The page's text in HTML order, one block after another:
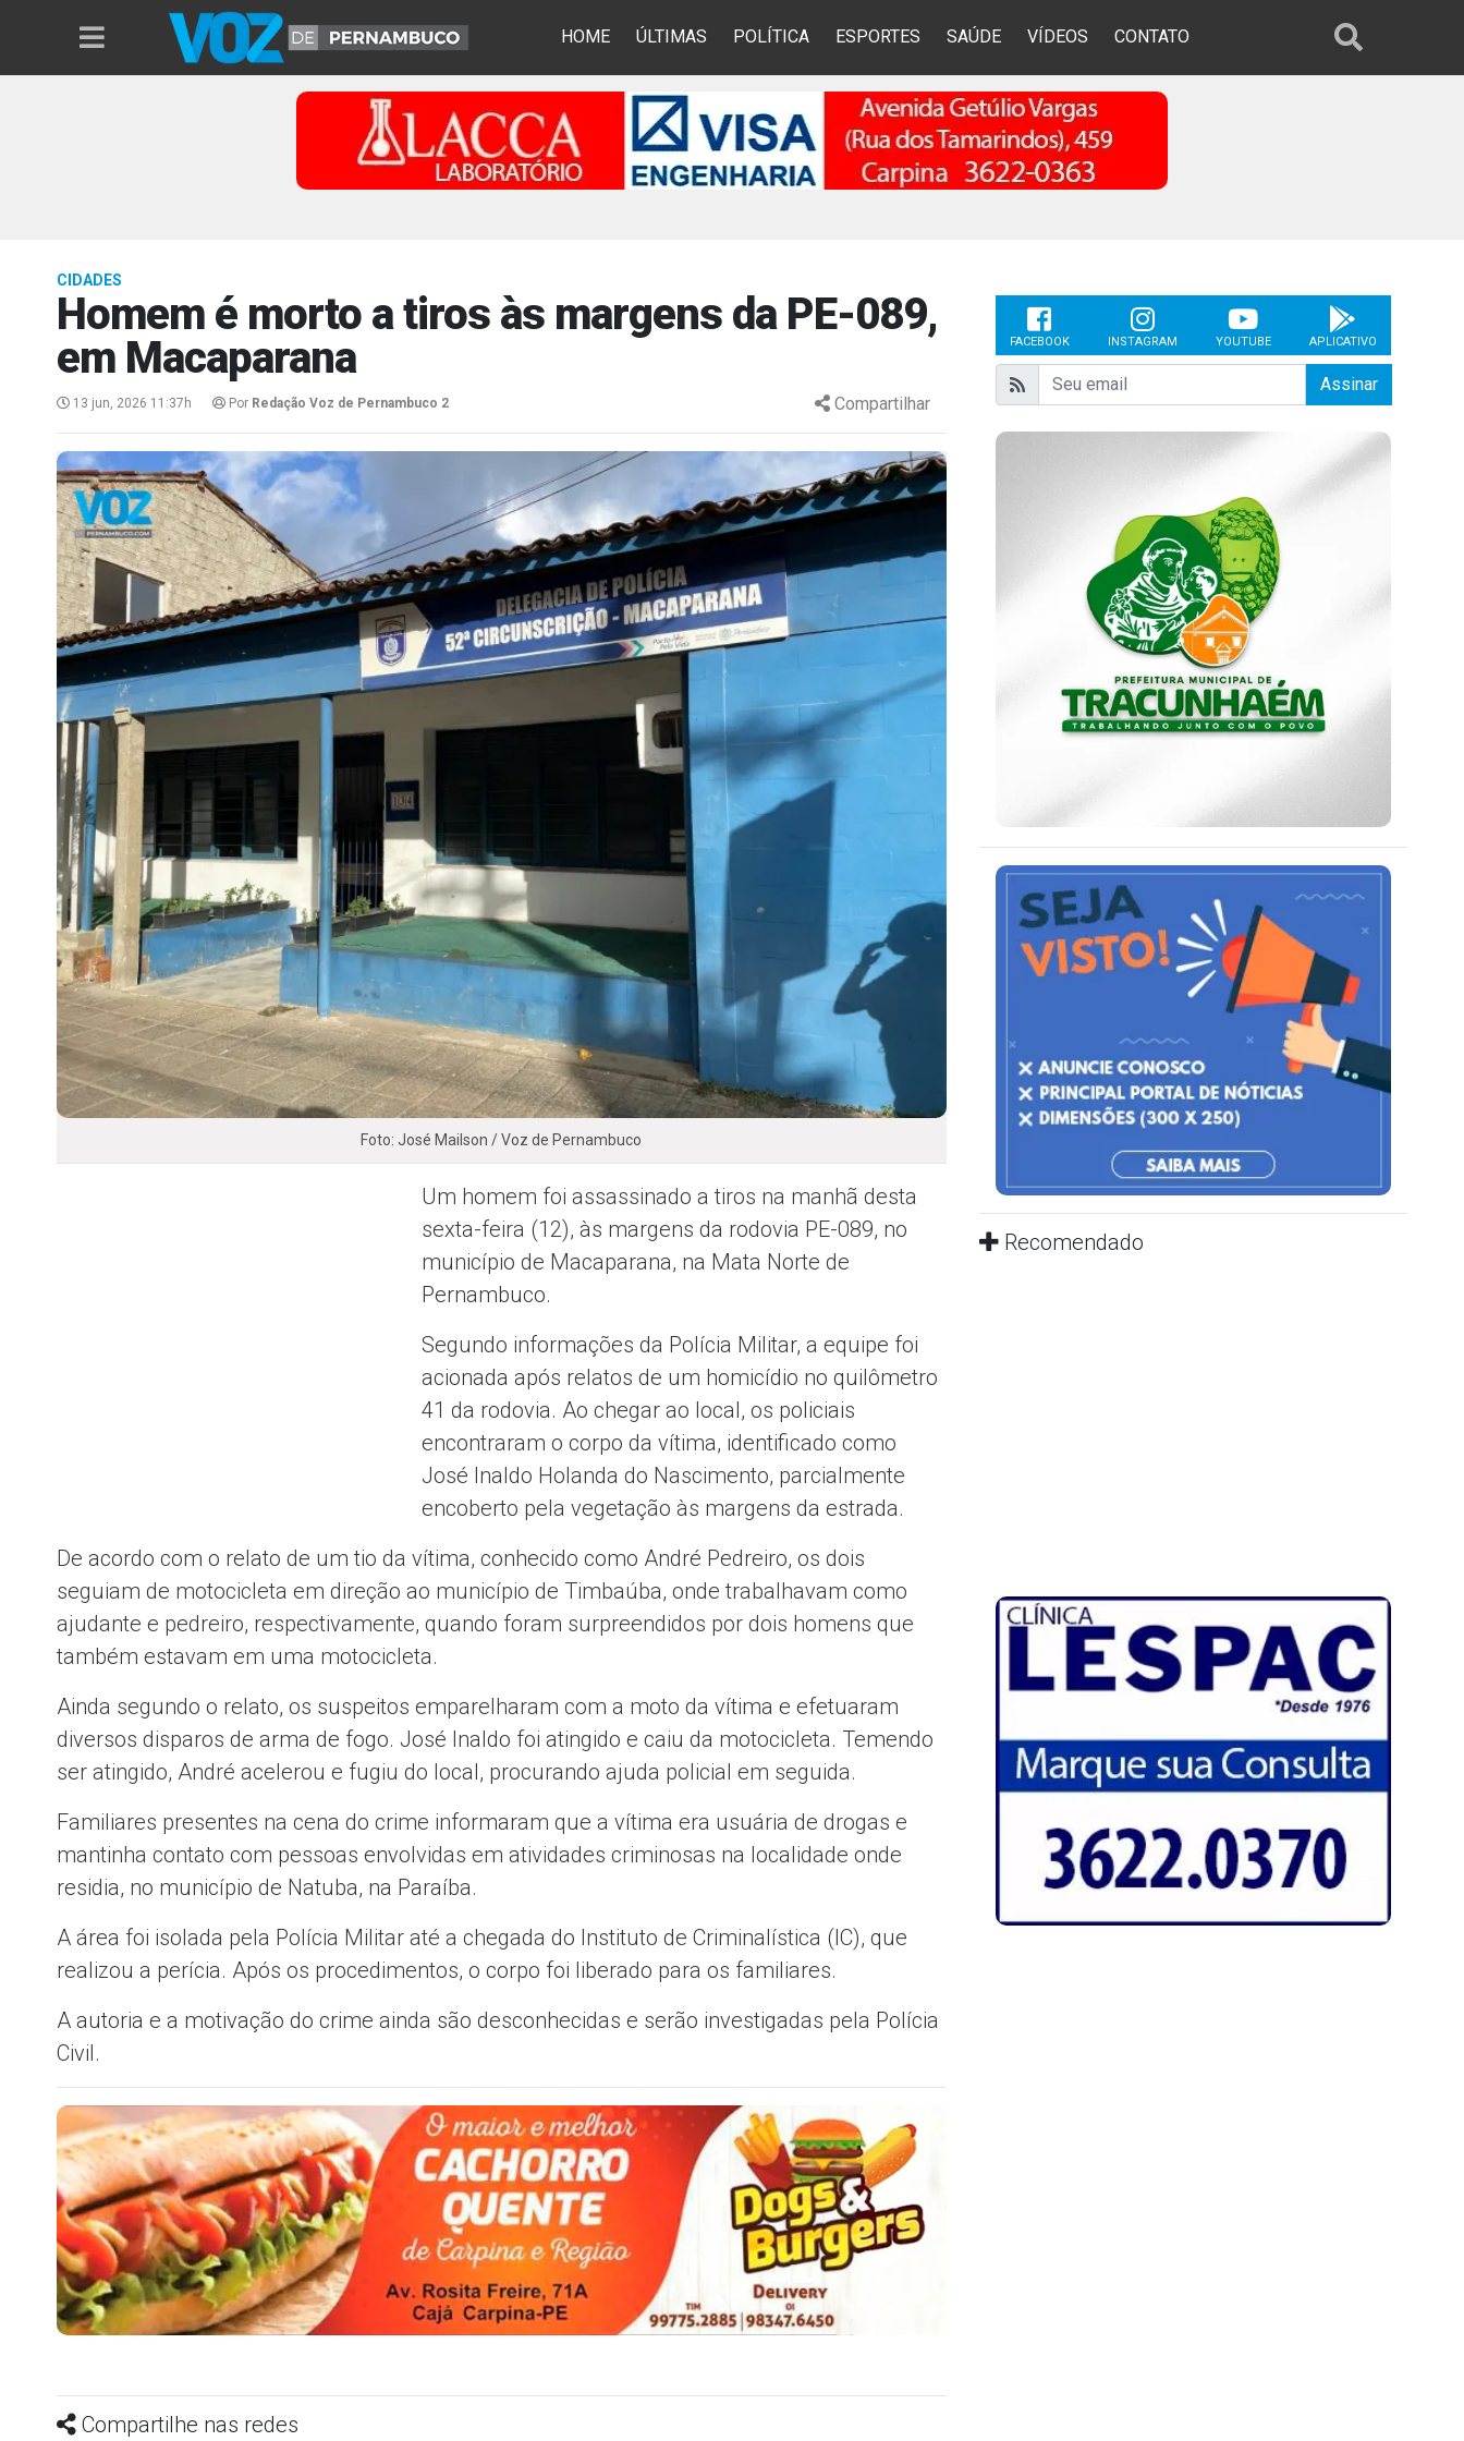
HOME ÚLTIMAS POLÍTICA ESPORTES SAÚDE VÍDEOS CONTATO
CIDADES
Homem é morto a tiros às margens da PE-089,
em Macaparana
13 jun, 2026 11:37h Por Redação Voz de Pernambuco 2 Compartilhar
Foto: José Mailson / Voz de Pernambuco
Um homem foi assassinado a tiros na manhã desta
sexta-feira (12), às margens da rodovia PE-089, no
município de Macaparana, na Mata Norte de
Pernambuco.
Segundo informações da Polícia Militar, a equipe foi
acionada após relatos de um homicídio no quilômetro
41 da rodovia. Ao chegar ao local, os policiais
encontraram o corpo da vítima, identificado como
José Inaldo Holanda do Nascimento, parcialmente
encoberto pela vegetação às margens da estrada.
De acordo com o relato de um tio da vítima, conhecido como André Pedreiro, os dois
seguiam de motocicleta em direção ao município de Timbaúba, onde trabalhavam como
ajudante e pedreiro, respectivamente, quando foram surpreendidos por dois homens que
também estavam em uma motocicleta.
Ainda segundo o relato, os suspeitos emparelharam com a moto da vítima e efetuaram
diversos disparos de arma de fogo. José Inaldo foi atingido e caiu da motocicleta. Temendo
ser atingido, André acelerou e fugiu do local, procurando ajuda policial em seguida.
Familiares presentes na cena do crime informaram que a vítima era usuária de drogas e
mantinha contato com pessoas envolvidas em atividades criminosas na localidade onde
residia, no município de Natuba, na Paraíba.
A área foi isolada pela Polícia Militar até a chegada do Instituto de Criminalística (IC), que
realizou a perícia. Após os procedimentos, o corpo foi liberado para os familiares.
A autoria e a motivação do crime ainda são desconhecidas e serão investigadas pela Polícia
Civil.
Compartilhe nas redes
FACEBOOK INSTAGRAM YOUTUBE APLICATIVO
Assinar
Recomendado